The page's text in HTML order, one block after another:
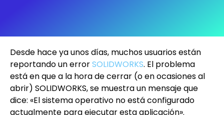
Desde hace ya unos días, muchos usuarios están
reportando un errorSOLIDWORKS. El problema
está en que a la hora de cerrar (o en ocasiones al
abrir) SOLIDWORKS, se muestra un mensaje que
dice: «El sistema operativo no está configurado
actualmente para ejecutar esta aplicación».